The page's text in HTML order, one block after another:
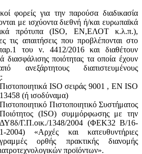
φορείς για την παρούσα διαδικασία
με ισχύοντα διεθνή ή/και ευρωπαϊκά
πρότυπα (ISO, ΕΝ,ΕΛΟΤ κ.λ.π.),
τις απαιτήσεις που προβλέπονται στο
του ν. 4412/2016 και διαθέτουν
διασφάλισης ποιότητας τα οποία έχουν
ανεξάρτητους διαπιστευμένους
Πιστοποιητικά ISO σειράς 9001 , ΕΝ ISO
13458 (ή ισοδύναμα)
Πιστοποιητικό Πιστοποιητικό Συστήματος
Ποιότητος (ISO) συμμόρφωσης με την
ΔΥ8δ/Γ.Π.οικ./1348/2004 (ΦΕΚ32 Β/16-
1-2004) «Αρχές και κατευθυντήριες
γραμμές ορθής πρακτικής διανομής
ιατροτεχνολογικών προϊόντων».